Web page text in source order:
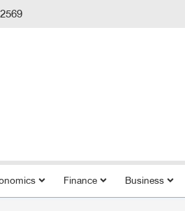
Finance Business